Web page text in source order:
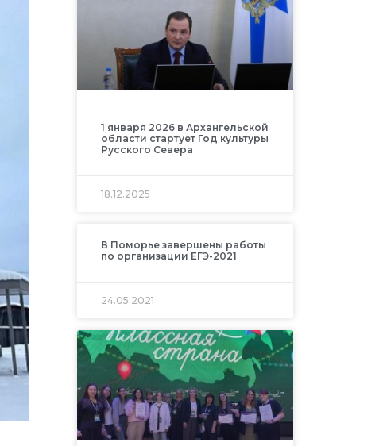
1 января 2026 в Архангельской
области стартует Год культуры
Русского Севера
18.12.2025
В Поморье завершены работы
по организации ЕГЭ-2021
24.05.2021